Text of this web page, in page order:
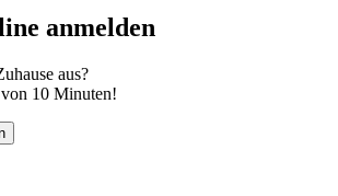
anmelden
aus?
10 Minuten!